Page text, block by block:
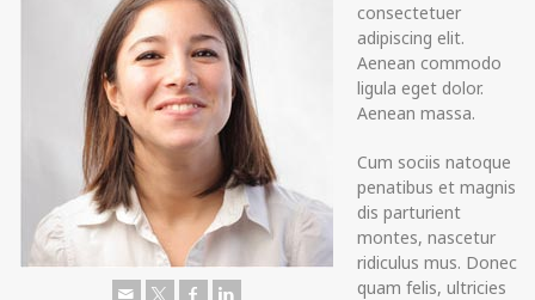
consectetuer
adipiscing elit.
Aenean commodo
ligula eget dolor.
Aenean massa.
Cum sociis natoque
penatibus et magnis
dis parturient
montes, nascetur
ridiculus mus. Donec
quam felis, ultricies